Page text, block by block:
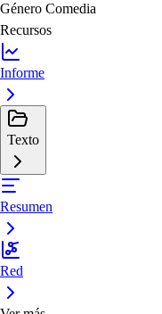
Género Comedia
Recursos
Informe
Texto
Resumen
Red